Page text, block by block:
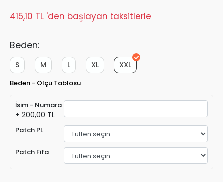
415,10 TL 'den başlayan taksitlerle
Beden:
XXL
XL
L
M
S
Beden - Ölçü Tablosu
İsim - Numara
+ 200,00 TL
Patch PL
Patch Fifa